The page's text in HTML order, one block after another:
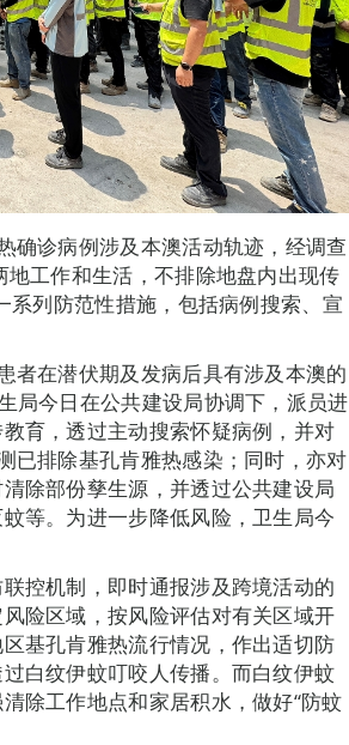
确诊病例涉及本澳活动轨迹，经调查
工作和生活，不排除地盘内出现传
列防范性措施，包括病例搜索、宣
者在潜伏期及发病后具有涉及本澳的
局今日在公共建设局协调下，派员进
育，透过主动搜索怀疑病例，并对
已排除基孔肯雅热感染；同时，亦对
除部份孳生源，并透过公共建设局
等。为进一步降低风险，卫生局今
控机制，即时通报涉及跨境活动的
险区域，按风险评估对有关区域开
基孔肯雅热流行情况，作出适切防
白纹伊蚊叮咬人传播。而白纹伊蚊
除工作地点和家居积水，做好“防蚊